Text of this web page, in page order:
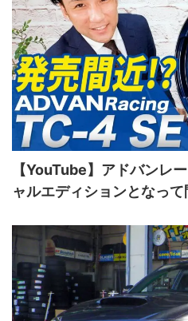
【YouTube】アドバンレ
ャルエディションとなっ